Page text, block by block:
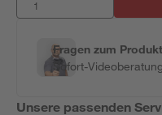
Fragen zum
Sofort-
Unsere passenden